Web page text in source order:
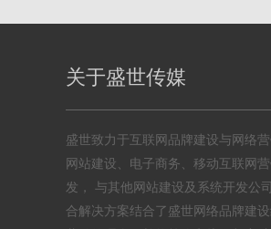
关于盛世传媒
盛世致力于互联网品牌建设与网络
网站建设、电子商务、移动互联网
发， 与其他网站建设及系统开发公
合解决方案结合了盛世网络品牌建